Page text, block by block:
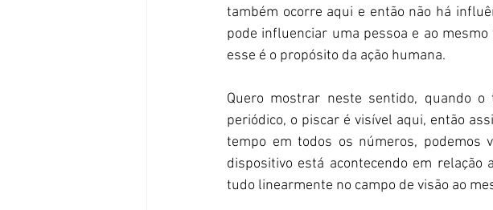
também ocorre aqui e então não há
pode influenciar uma pessoa e ao
esse é o propósito da ação humana.
Quero mostrar neste sentido, quando
periódico, o piscar é visível aqui, então
tempo em todos os números, podemos
dispositivo está acontecendo em
tudo linearmente no campo de visão ao